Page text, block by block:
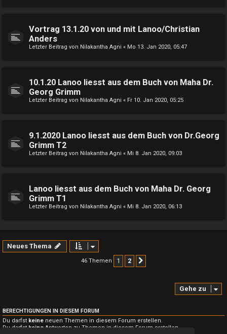
Vortrag 13.1.20 von und mit Lanoo/Christian
Anders
Letzter Beitrag von Nilakantha Agni « Mo 13. Jan 2020, 05:47
10.1.20 Lanoo liesst aus dem Buch von Maha Dr.
Georg Grimm
Letzter Beitrag von Nilakantha Agni « Fr 10. Jan 2020, 05:25
9.1.2020 Lanoo liesst aus dem Buch von Dr.Georg
Grimm T2
Letzter Beitrag von Nilakantha Agni « Mi 8. Jan 2020, 09:03
Lanoo liesst aus dem Buch von Maha Dr. Georg
Grimm T1
Letzter Beitrag von Nilakantha Agni « Mi 8. Jan 2020, 06:13
Neues Thema
46 Themen 1 2
Gehe zu
BERECHTIGUNGEN IN DIESEM FORUM
Du darfst keine neuen Themen in diesem Forum erstellen.
Du darfst keine Antworten zu Themen in diesem Forum erstellen.